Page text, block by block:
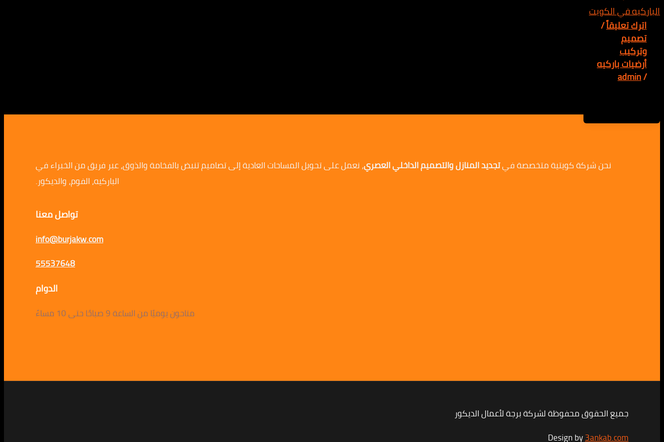
اترك تعليقاً/
تصميم
وتركيب
أرضيات باركيه
/
admin
نحن شركة كويتية متخصصة فيتجديد المنازل والتصميم الداخلي العصري، نعمل على تحويل المساحات العادية إلى تصاميم تنبض بالفخامة والذوق، عبر فريق من الخبراء في
الباركيه، الفوم، والديكور.
تواصل معنا
info@burjakw.com
55537648
الدوام
متاحون يوميًا من الساعة 9 صباحًا حتى 10 مساءً
جميع الحقوق محفوظة لشركة برجة لأعمال الديكور
Design by3ankab.com